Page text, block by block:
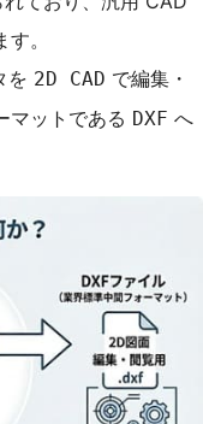
。
を 2D CAD で編集・
マットである DXF へ